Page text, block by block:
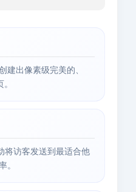
出像素级完美的、
将访客发送到最适合他